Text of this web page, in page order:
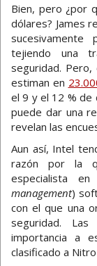
Bien, pero ¿por
dólares? James
tejiendo una
seguridad.
estiman en
el 9 y el 12 % de
puede dar una
revelan las
Aun así, Intel
razón por la
especialista
management)
con el que una
seguridad. Las
importancia a
clasificado a